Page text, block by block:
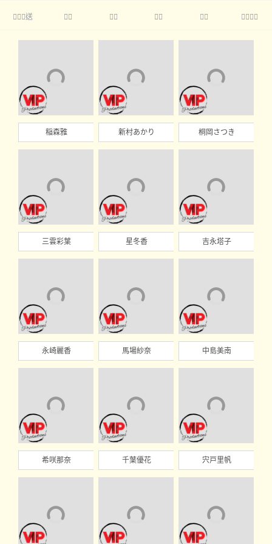
送     
稲森雅 新村あかり 桐岡さつき
三雲彩葉 星冬香 吉永塔子
永崎麗香 馬場紗奈 中島美南
希咲那奈 千葉優花 宍戸里帆